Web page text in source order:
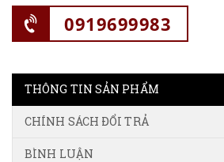
0919699983
THÔNG TIN SẢN PHẨM
CHÍNH SÁCH ĐỔI TRẢ
BÌNH LUẬN